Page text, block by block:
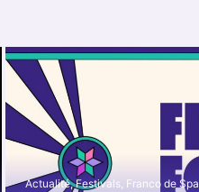
Actualité, Festivals Franco de Spa